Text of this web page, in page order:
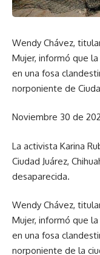
Wendy Chávez,
Mujer, informó que
en una fosa
norponiente de
Noviembre 30 de
La activista Karina
Ciudad Juárez,
desaparecida.
Wendy Chávez,
Mujer, informó que
en una fosa
norponiente de la